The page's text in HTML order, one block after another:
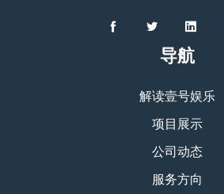
导航
解读壹号娱乐
项目展示
公司动态
服务方向